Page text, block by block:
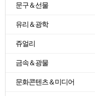
문구＆선물
유리＆광학
쥬얼리
금속＆광물
문화콘텐츠＆미디어